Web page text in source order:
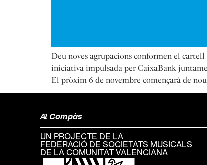
Deu noves agrupacions conformen el
iniciativa impulsada per CaixaBank
El pròxim 6 de novembre començarà de
Al Compàs
UN PROJECTE DE LA
FEDERACIÓ DE SOCIETATS MUSICALS
DE LA COMUNITAT VALENCIANA